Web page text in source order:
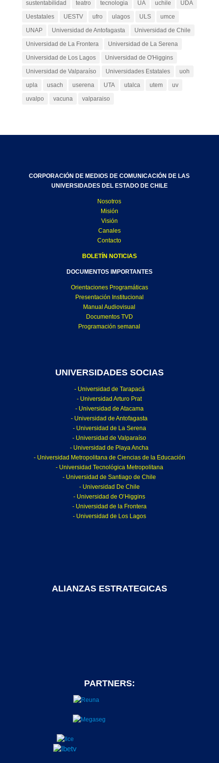
sustentabilidad
teatro tecnologia UA uchile
UDA
Uestatales
UESTV ufro ulagos ULS
umce
UNAP
Universidad de Antofagasta
Universidad de Chile
Universidad de La Frontera
Universidad de La Serena
Universidad de Los Lagos
Universidad de O'Higgins
Universidad de Valparaíso
Universidades Estatales
uoh
upla
usach userena UTA utalca utem
uv
uvalpo
vacuna valparaiso
CORPORACIÓN DE MEDIOS DE COMUNICACIÓN DE LAS
UNIVERSIDADES DEL ESTADO DE CHILE
Nosotros
Misión
Visión
Canales
Contacto
BOLETÍN NOTICIAS
DOCUMENTOS IMPORTANTES
Orientaciones Programáticas
Presentación Institucional
Manual Audiovisual
Documentos TVD
Programación semanal
UNIVERSIDADES SOCIAS
- Universidad de Tarapacá
- Universidad Arturo Prat
- Universidad de Atacama
- Universidad de Antofagasta
- Universidad de La Serena
- Universidad de Valparaíso
- Universidad de Playa Ancha
- Universidad Metropolitana de Ciencias de la Educación
- Universidad Tecnológica Metropolitana
- Universidad de Santiago de Chile
- Universidad De Chile
- Universidad de O’Higgins
- Universidad de la Frontera
- Universidad de Los Lagos
ALIANZAS ESTRATEGICAS
PARTNERS: